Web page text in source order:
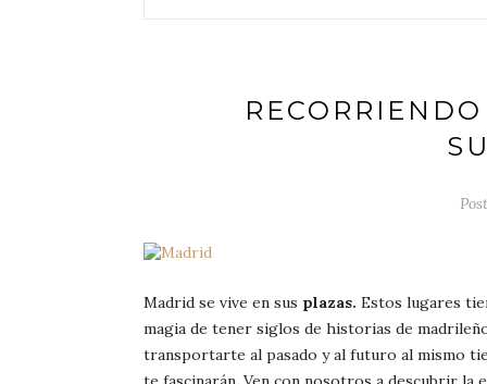
Madrid se vive en sus plazas. Estos lugares
magia de tener siglos de historias de
transportarte al pasado y al futuro al mismo